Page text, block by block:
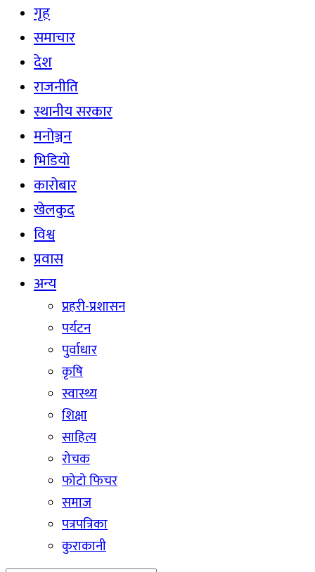
गृह
समाचार
देश
राजनीति
स्थानीय सरकार
मनोञ्जन
भिडियो
कारोबार
खेलकुद
विश्व
प्रवास
अन्य
प्रहरी-प्रशासन
पर्यटन
पुर्वाधार
कृषि
स्वास्थ्य
शिक्षा
साहित्य
रोचक
फोटो फिचर
समाज
पत्रपत्रिका
कुराकानी